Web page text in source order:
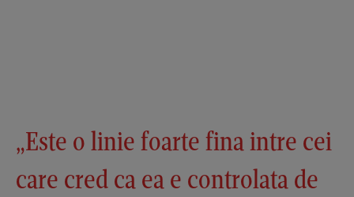
„Este o linie foarte fina intre cei
care cred ca ea e controlata de